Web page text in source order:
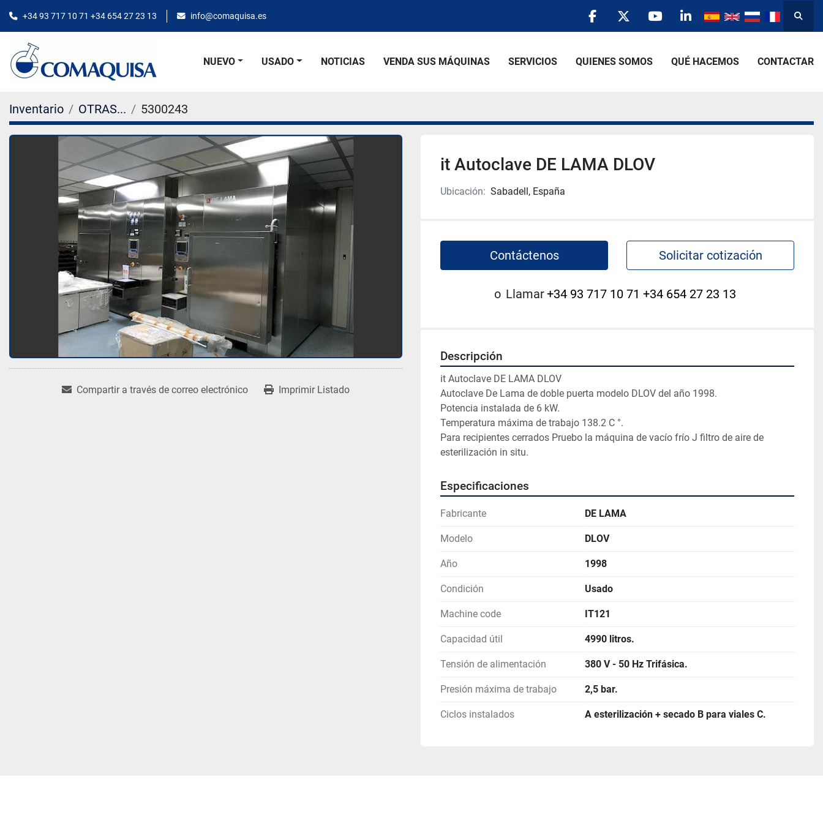
+34 93 717 10 71 +34 654 27 23 13 info@comaquisa.es
facebooktwitteryoutubelinkedin
NUEVO USADO NOTICIAS VENDA SUS MÁQUINAS SERVICIOS QUIENES SOMOS QUÉ HACEMOS CONTACTAR
Inventario OTRAS... 5300243
Compartir a través de correo electrónico Imprimir Listado
it Autoclave DE LAMA DLOV
Ubicación: Sabadell, España
Contáctenos Solicitar cotización
o Llamar+34 93 717 10 71 +34 654 27 23 13
Descripción
it Autoclave DE LAMA DLOV
Autoclave De Lama de doble puerta modelo DLOV del año 1998.
Potencia instalada de 6 kW.
Temperatura máxima de trabajo 138.2 C °.
Para recipientes cerrados Pruebo la máquina de vacío frío J filtro de aire de
esterilización in situ.
Especificaciones
Fabricante DE LAMA
Modelo DLOV
Año 1998
Condición Usado
Machine code IT121
Capacidad útil 4990 litros.
Tensión de alimentación 380 V - 50 Hz Trifásica.
Presión máxima de trabajo 2,5 bar.
Ciclos instalados A esterilización + secado B para viales C.